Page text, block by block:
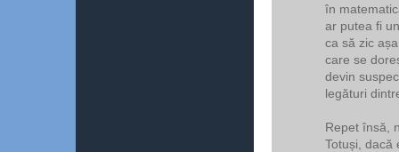
în
ar putea fi
ca să zic
care se
devin
legături
Repet însă,
Totuși, dacă